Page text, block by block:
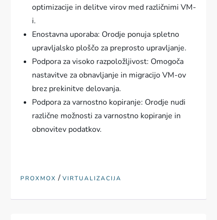
optimizacije in delitve virov med različnimi VM-
i.
Enostavna uporaba: Orodje ponuja spletno
upravljalsko ploščo za preprosto upravljanje.
Podpora za visoko razpoložljivost: Omogoča
nastavitve za obnavljanje in migracijo VM-ov
brez prekinitve delovanja.
Podpora za varnostno kopiranje: Orodje nudi
različne možnosti za varnostno kopiranje in
obnovitev podatkov.
PROXMOX /VIRTUALIZACIJA